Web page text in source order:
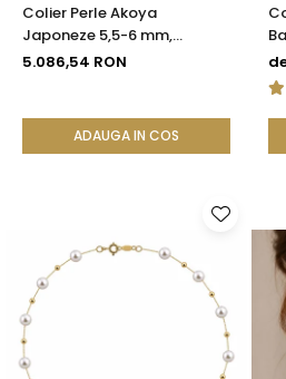
Colier Perle Akoya
Japoneze 5,5-6 mm,
Închizătoare Sferică Aur
5.086,54 RON
ADAUGA IN COS